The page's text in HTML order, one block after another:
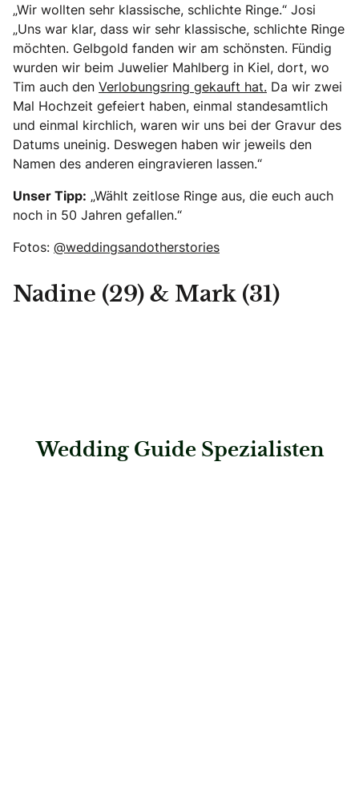
„Wir wollten sehr klassische, schlichte Ringe.“ Josi
„Uns war klar, dass wir sehr klassische, schlichte Ringe
möchten. Gelbgold fanden wir am schönsten. Fündig
wurden wir beim Juwelier Mahlberg in Kiel, dort, wo
Tim auch den Verlobungsring gekauft hat. Da wir zwei
Mal Hochzeit gefeiert haben, einmal standesamtlich
und einmal kirchlich, waren wir uns bei der Gravur des
Datums uneinig. Deswegen haben wir jeweils den
Namen des anderen eingravieren lassen.“
Unser Tipp: „Wählt zeitlose Ringe aus, die euch auch
noch in 50 Jahren gefallen.“
Fotos: @weddingsandotherstories
Nadine (29) & Mark (31)
Wedding Guide Spezialisten